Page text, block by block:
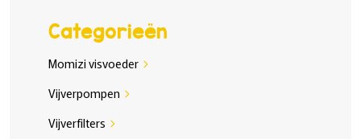
Categorieën
Momizi visvoeder chevron_right
Vijverpompen chevron_right
Vijverfilters chevron_right